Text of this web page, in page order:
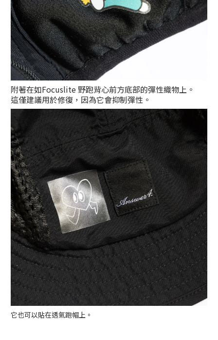
附著在如Focuslite 野跑背心前方底部的彈性織物上。
這僅建議用於修復，因為它會抑制彈性。
它也可以貼在透氣跑帽上。